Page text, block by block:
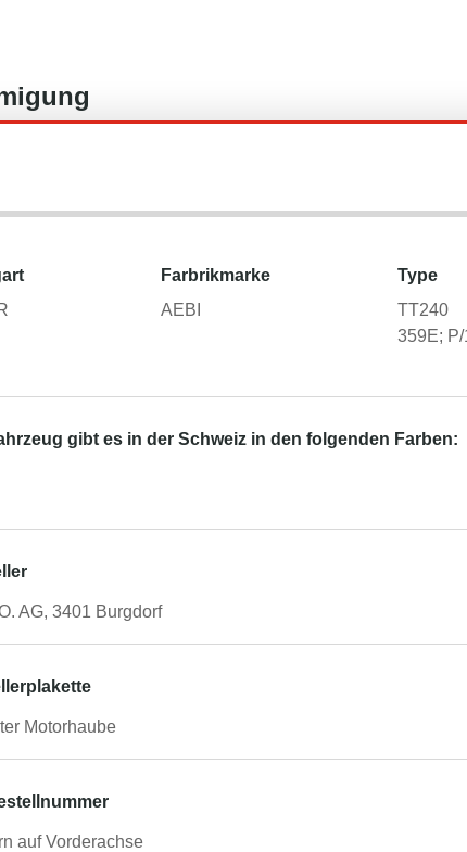
Farbrikmarke
AEBI
Type
TT240
359E;
gibt es in der Schweiz in den folgenden Farben:
AG, 3401 Burgdorf
Motorhaube
auf Vorderachse